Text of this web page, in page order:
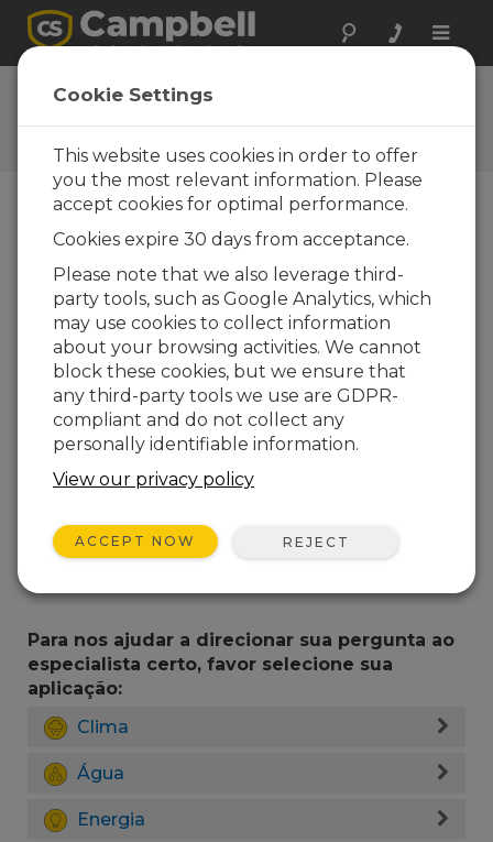
Toggle
Ask a Question
Typical response time of one
business day
nossos especialistas entrará em contato com você.
*=campo obrigatório.
Favor selecionar seu tipo de pergunta:
Vendas
Suporte
Insira sua pergunta aqui:
Para nos ajudar a direcionar sua pergunta ao
especialista certo, favor selecione sua
aplicação:
Clima
Água
Energia
Cookie Settings
This website uses cookies in order to offer
you the most relevant information. Please
accept cookies for optimal performance.
Cookies expire 30 days from acceptance.
Please note that we also leverage third-
party tools, such as Google Analytics, which
may use cookies to collect information
about your browsing activities. We cannot
block these cookies, but we ensure that
any third-party tools we use are GDPR-
compliant and do not collect any
personally identifiable information.
View our privacy policy
ACCEPT NOW REJECT